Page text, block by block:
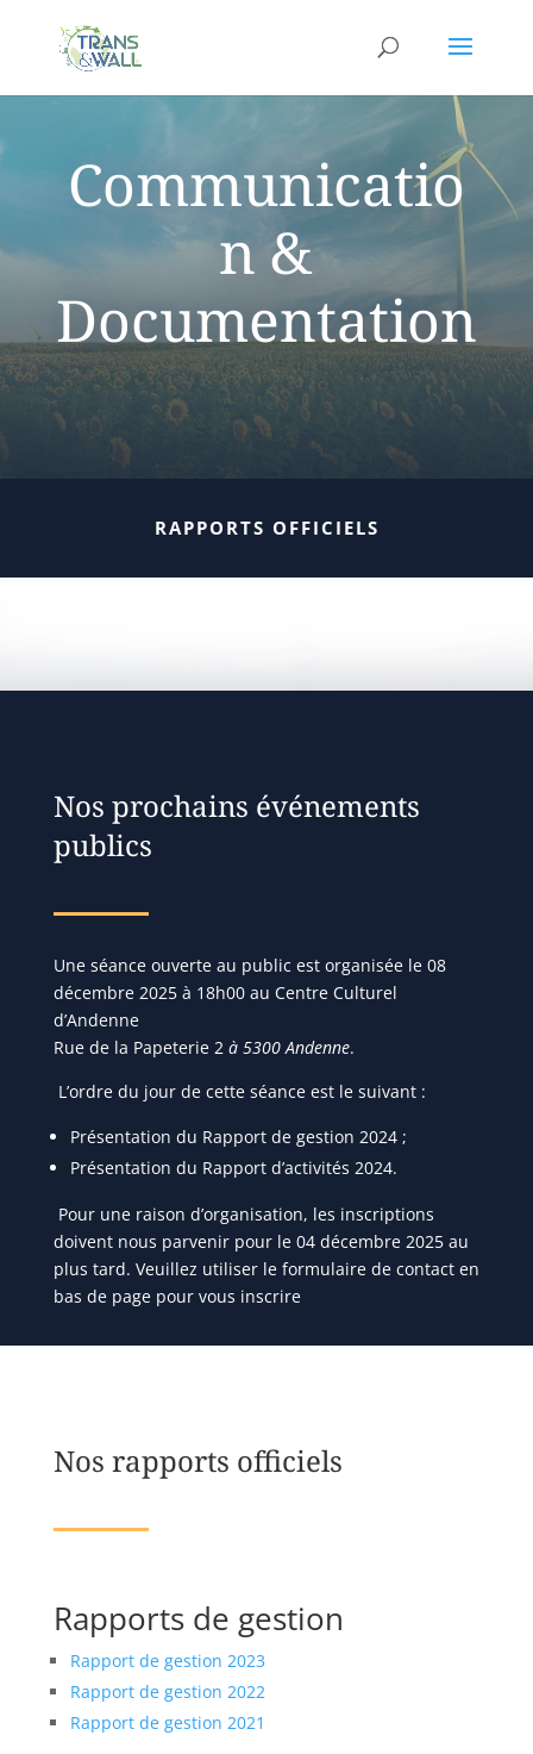
Communicatio
n &
Documentation
RAPPORTS OFFICIELS
Nos prochains événements
publics
Une séance ouverte au public est organisée le 08
décembre 2025 à 18h00 au Centre Culturel
d’Andenne
Rue de la Papeterie 2 à 5300 Andenne.
L’ordre du jour de cette séance est le suivant :
Présentation du Rapport de gestion 2024 ;
Présentation du Rapport d’activités 2024.
Pour une raison d’organisation, les inscriptions
doivent nous parvenir pour le 04 décembre 2025 au
plus tard. Veuillez utiliser le formulaire de contact en
bas de page pour vous inscrire
Nos rapports officiels
Rapports de gestion
Rapport de gestion 2023
Rapport de gestion 2022
Rapport de gestion 2021